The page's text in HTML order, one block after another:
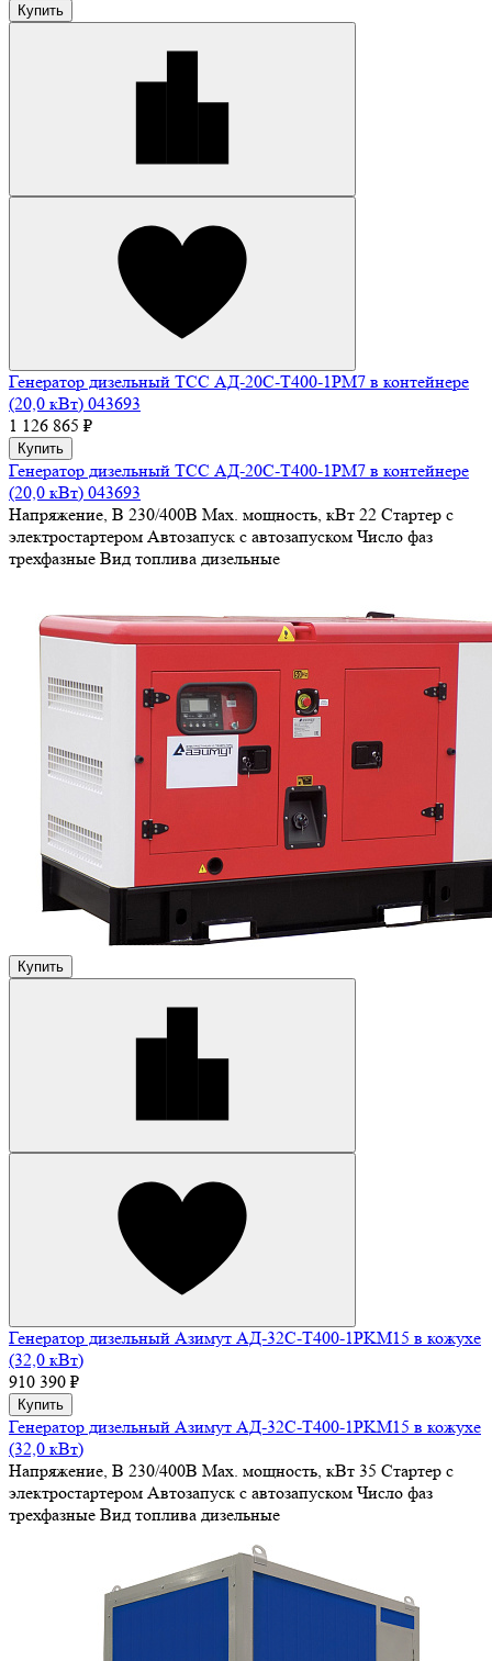
Купить
Генератор дизельный ТСС АД-20С-Т400-1РМ7 в контейнере
(20,0 кВт) 043693
1 126 865 ₽
Купить
Генератор дизельный ТСС АД-20С-Т400-1РМ7 в контейнере
(20,0 кВт) 043693
Напряжение, В 230/400В Max. мощность, кВт 22 Стартер с
электростартером Автозапуск с автозапуском Число фаз
трехфазные Вид топлива дизельные
Купить
Генератор дизельный Азимут АД-32С-Т400-1РKМ15 в кожухе
(32,0 кВт)
910 390 ₽
Купить
Генератор дизельный Азимут АД-32С-Т400-1РKМ15 в кожухе
(32,0 кВт)
Напряжение, В 230/400В Max. мощность, кВт 35 Стартер с
электростартером Автозапуск с автозапуском Число фаз
трехфазные Вид топлива дизельные